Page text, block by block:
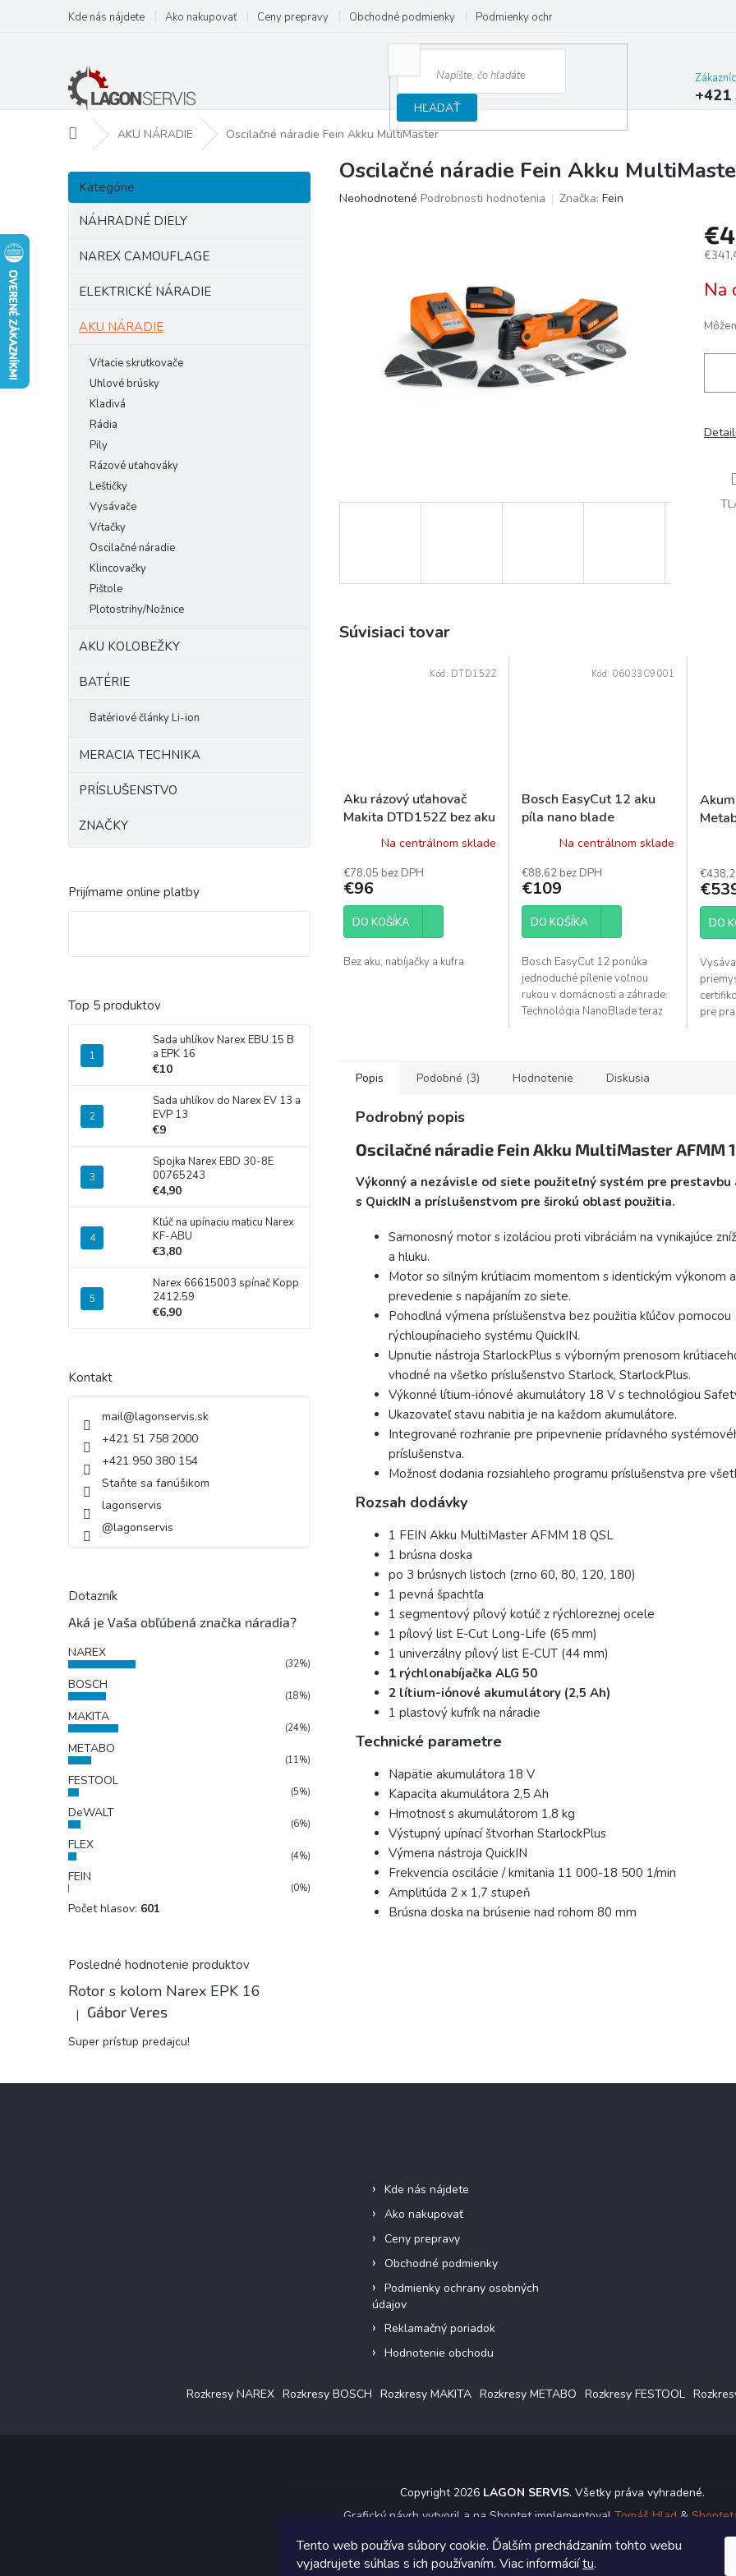
Tento web používa súbory cookie. Ďalším prechádzaním tohto webu
vyjadrujete súhlas s ich používaním. Viac informáciítu.
obsah
Kde nás nájdete Ako nakupovať Ceny prepravy Obchodné podmienky Podmienky ochrany osobných údajov
HĽADAŤ
+421
DomovAKU NÁRADIE Oscilačné náradie Fein Akku MultiMaster
B
č
Preskočiť
kategórie
Kategórie
NÁHRADNÉ DIELY
NAREX CAMOUFLAGE
ELEKTRICKÉ NÁRADIE
AKU NÁRADIE
Vŕtacie skrutkovače
Uhlové brúsky
Kladivá
Rádia
Pily
Rázové uťahováky
Leštičky
Vysávače
Vŕtačky
Oscilačné náradie
Klincovačky
Pištole
Plotostrihy/Nožnice
AKU KOLOBEŽKY
BATÉRIE
Batériové články Li-ion
MERACIA TECHNIKA
PRÍSLUŠENSTVO
ZNAČKY
Prijímame online platby
Top 5 produktov
Sada uhlíkov Narex EBU 15 B
a EPK 16
€10
Sada uhlíkov do Narex EV 13 a
EVP 13
€9
Spojka Narex EBD 30-8E
00765243
€4,90
Kľúč na upínaciu maticu Narex
KF-ABU
€3,80
Narex 66615003 spínač Kopp
2412.59
€6,90
Kontakt
mail@lagonservis.sk
+421 51 758 2000
+421 950 380 154
Staňte sa fanúšikom
lagonservis
@lagonservis
Dotazník
Aká je Vaša obľúbená značka náradia?
NAREX
(32%)
BOSCH
(18%)
MAKITA
(24%)
METABO
(11%)
FESTOOL
(5%)
DeWALT
(6%)
FLEX
(4%)
FEIN
(0%)
Počet hlasov: 601
Posledné hodnotenie produktov
Rotor s kolom Narex EPK 16
Hodnotenie produktu je 5 z 5 hviezdičiek.
| Gábor Veres
Super prístup predajcu!
Oscilačné náradie Fein Akku
Priemerné
Neohodnotené Podrobnosti hodnotenia Značka: Fein
cena:
Na
Súvisiaci tovar
Aku rázový uťahovač
Makita DTD152Z bez aku
Na centrálnom sklade
€78,05 bez DPH
€96
DO KOŠÍKA
Bez aku, nabíjačky a kufra
Kód: DTD152Z
Bosch EasyCut 12 aku
píla nano blade
Na centrálnom sklade
€88,62 bez DPH
€109
DO KOŠÍKA
Bosch EasyCut 12 ponúka
jednoduché pílenie voľnou
rukou v domácnosti a záhrade.
Technológia NanoBlade teraz
Kód: 06033C9001
DO
pre
Popis Podobné (3) Hodnotenie Diskusia
Podrobný popis
Oscilačné náradie Fein Akku MultiMaster AFMM
Výkonný a nezávisle od siete použiteľný systém pre prestavbu
s QuickIN a príslušenstvom pre širokú oblasť použitia.
Samonosný motor s izoláciou proti vibráciám na vynikajúce
a hluku.
Motor so silným krútiacim momentom s identickým výkonom
prevedenie s napájaním zo siete.
Pohodlná výmena príslušenstva bez použitia kľúčov pomocou
rýchloupínacieho systému QuickIN.
Upnutie nástroja StarlockPlus s výborným prenosom
vhodné na všetko príslušenstvo Starlock, StarlockPlus.
Výkonné lítium-iónové akumulátory 18 V s technológiou
Ukazovateľ stavu nabitia je na každom akumulátore.
Integrované rozhranie pre pripevnenie prídavného
príslušenstva.
Možnosť dodania rozsiahleho programu príslušenstva pre
Rozsah dodávky
1 FEIN Akku MultiMaster AFMM 18 QSL
1 brúsna doska
po 3 brúsnych listoch (zrno 60, 80, 120, 180)
1 pevná špachtľa
1 segmentový pílový kotúč z rýchloreznej ocele
1 pílový list E-Cut Long-Life (65 mm)
1 univerzálny pílový list E-CUT (44 mm)
1 rýchlonabíjačka ALG 50
2 lítium-iónové akumulátory (2,5 Ah)
1 plastový kufrík na náradie
Technické parametre
Napätie akumulátora 18 V
Kapacita akumulátora 2,5 Ah
Hmotnosť s akumulátorom 1,8 kg
Výstupný upínací štvorhan StarlockPlus
Výmena nástroja QuickIN
Frekvencia oscilácie / kmitania 11 000-18 500 1/min
Amplitúda 2 x 1,7 stupeň
Brúsna doska na brúsenie nad rohom 80 mm
Kde nás nájdete
Ako nakupovať
Ceny prepravy
Obchodné podmienky
Podmienky ochrany osobných
údajov
Reklamačný poriadok
Hodnotenie obchodu
Rozkresy NAREX Rozkresy BOSCH Rozkresy MAKITA Rozkresy METABO Rozkresy FESTOOL
Copyright 2026 LAGON SERVIS. Všetky práva vyhradené.
Grafický návrh vytvoril a na Shoptet implementoval Tomáš Hlad &
Vytvoril Shoptet